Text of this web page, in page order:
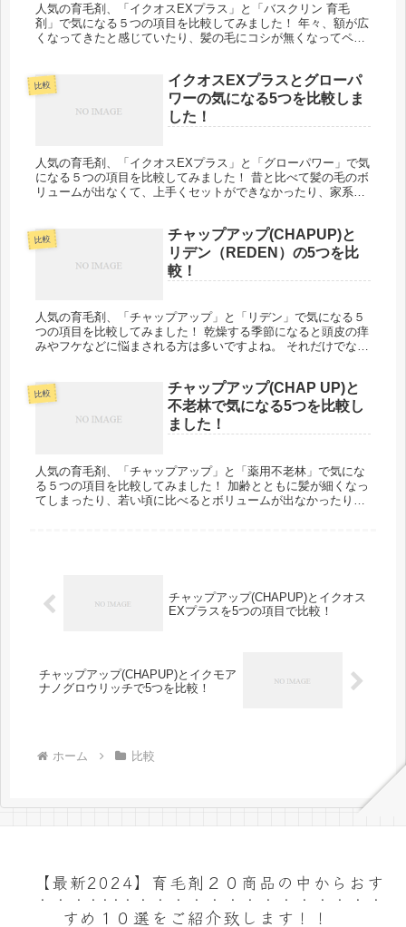
人気の育毛剤、「イクオスEXプラス」と「バスクリン 育毛
剤」で気になる５つの項目を比較してみました！ 年々、額が広
くなってきたと感じていたり、髪の毛にコシが無くなってペタ
比較
イクオスEXプラスとグローパ
ワーの気になる5つを比較しま
した！
人気の育毛剤、「イクオスEXプラス」と「グローパワー」で気
になる５つの項目を比較してみました！ 昔と比べて髪の毛のボ
リュームが出なくて、上手くセットができなかったり、家系や
比較
チャップアップ(CHAPUP)と
リデン（REDEN）の5つを比
較！
人気の育毛剤、「チャップアップ」と「リデン」で気になる５
つの項目を比較してみました！ 乾燥する季節になると頭皮の痒
みやフケなどに悩まされる方は多いですよね。 それだけでな
比較
チャップアップ(CHAP UP)と
不老林で気になる5つを比較し
ました！
人気の育毛剤、「チャップアップ」と「薬用不老林」で気にな
る５つの項目を比較してみました！ 加齢とともに髪が細くなっ
てしまったり、若い頃に比べるとボリュームが出なかったりし
チャップアップ(CHAPUP)とイクオス
EXプラスを5つの項目で比較！
チャップアップ(CHAPUP)とイクモア
ナノグロウリッチで5つを比較！
ホーム 比較
【最新2024】育毛剤２０商品の中からおす
すめ１０選をご紹介致します！！